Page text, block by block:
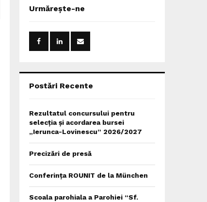
h
o
:
Urmărește-ne
Postări Recente
Rezultatul concursului pentru
selecția și acordarea bursei
„Ierunca-Lovinescu” 2026/2027
Precizări de presă
Conferința ROUNIT de la München
Scoala parohiala a Parohiei “Sf.